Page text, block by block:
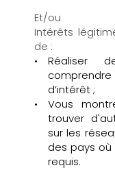
Et/ou
Intérêts
de :
Réaliser
d’intérêt ;
Vous
trouver
sur les
des pays
requis.